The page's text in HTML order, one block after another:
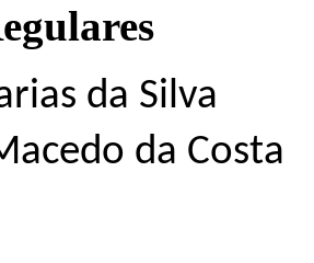
da Silva
da Costa